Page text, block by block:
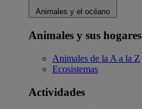
Animales y el océano
Animales y sus hogares
Animales de la A a la Z
Ecosistemas
Actividades